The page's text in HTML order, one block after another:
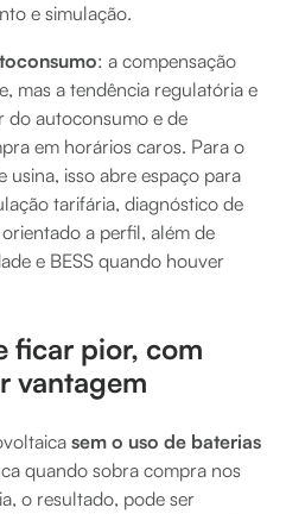
e simulação.
: a compensação
mas a tendência regulatória e
do autoconsumo e de
em horários caros. Para o
isso abre espaço para
tarifária, diagnóstico de
a perfil, além de
e BESS quando houver
ficar pior, com
vantagem
sem o uso de baterias
quando sobra compra nos
o resultado, pode ser